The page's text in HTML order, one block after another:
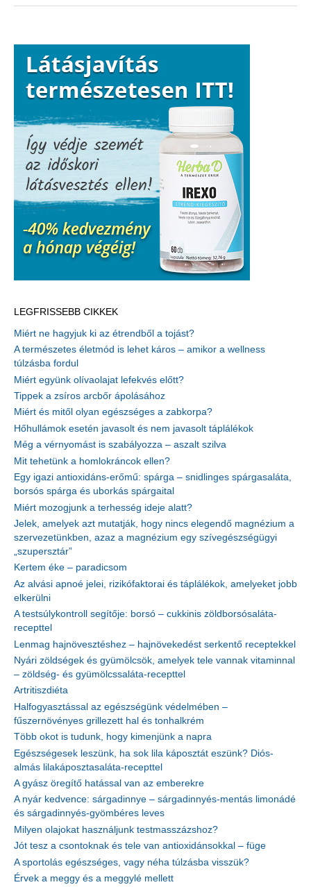
LEGFRISSEBB CIKKEK
Miért ne hagyjuk ki az étrendből a tojást?
A természetes életmód is lehet káros – amikor a wellness
túlzásba fordul
Miért együnk olívaolajat lefekvés előtt?
Tippek a zsíros arcbőr ápolásához
Miért és mitől olyan egészséges a zabkorpa?
Hőhullámok esetén javasolt és nem javasolt táplálékok
Még a vérnyomást is szabályozza – aszalt szilva
Mit tehetünk a homlokráncok ellen?
Egy igazi antioxidáns-erőmű: spárga – snidlinges spárgasaláta,
borsós spárga és uborkás spárgaital
Miért mozogjunk a terhesség ideje alatt?
Jelek, amelyek azt mutatják, hogy nincs elegendő magnézium a
szervezetünkben, azaz a magnézium egy szívegészségügyi
„szupersztár”
Kertem éke – paradicsom
Az alvási apnoé jelei, rizikófaktorai és táplálékok, amelyeket jobb
elkerülni
A testsúlykontroll segítője: borsó – cukkinis zöldborsósaláta-
recepttel
Lenmag hajnövesztéshez – hajnövekedést serkentő receptekkel
Nyári zöldségek és gyümölcsök, amelyek tele vannak vitaminnal
– zöldség- és gyümölcssaláta-recepttel
Artritiszdiéta
Halfogyasztással az egészségünk védelmében –
fűszernövényes grillezett hal és tonhalkrém
Több okot is tudunk, hogy kimenjünk a napra
Egészségesek leszünk, ha sok lila káposztát eszünk? Diós-
almás lilakáposztasaláta-recepttel
A gyász öregítő hatással van az emberekre
A nyár kedvence: sárgadinnye – sárgadinnyés-mentás limonádé
és sárgadinnyés-gyömbéres leves
Milyen olajokat használjunk testmasszázshoz?
Jót tesz a csontoknak és tele van antioxidánsokkal – füge
A sportolás egészséges, vagy néha túlzásba visszük?
Érvek a meggy és a meggylé mellett